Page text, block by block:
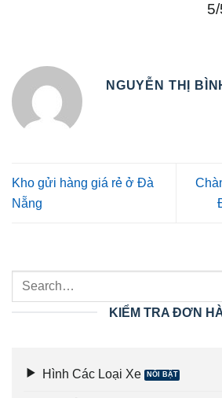
NGUYỄN THỊ
Kho gửi hàng giá rẻ ở Đà
Nẵng
KIỂM TRA ĐƠN
Hình Các Loại Xe